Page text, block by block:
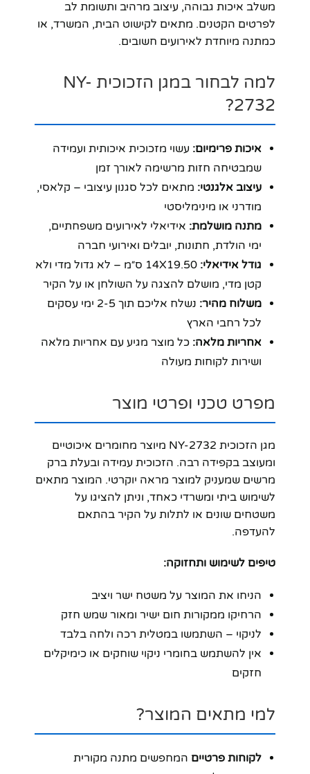
משלב איכות גבוהה, עיצוב מרהיב ותשומת לב
לפרטים הקטנים. מתאים לקישוט הבית, המשרד, או
כמתנה מיוחדת לאירועים חשובים.
למה לבחור במגן הזכוכית NY-
2732?
איכות פרימיום: עשוי מזכוכית איכותית ועמידה
שמבטיחה חזות מרשימה לאורך זמן
עיצוב אלגנטי: מתאים לכל סגנון עיצובי – קלאסי,
מודרני או מינימליסטי
מתנה מושלמת: אידיאלי לאירועים משפחתיים,
ימי הולדת, חתונות, יובלים ואירועי חברה
גודל אידיאלי:
14X19.50 ס״מ – לא גדול מדי ולא
קטן מדי, מושלם להצגה על השולחן או על הקיר
משלוח מהיר:
נשלח אליכם תוך 2-5 ימי עסקים
לכל רחבי הארץ
אחריות מלאה: כל מוצר מגיע עם אחריות מלאה
ושירות לקוחות מעולה
מפרט טכני ופרטי מוצר
מגן הזכוכית NY-2732 מיוצר מחומרים איכוטיים
ומעוצב בקפידה רבה. הזכוכית עמידה ובעלת ברק
מרשים שמעניק למוצר מראה יוקרטי. המוצר מתאים
לשימוש ביתי ומשרדי כאחד, וניתן להציגו על
משטחים שונים או לתלות על הקיר בהתאם
להעדפה.
טיפים לשימוש ותחזוקה:
הניחו את המוצר על משטח ישר ויציב
הרחיקו ממקורות חום ישיר ומאור שמש חזק
לניקוי – השתמשו במטלית רכה ולחה בלבד
אין להשתמש בחומרי ניקוי שוחקים או כימיקלים
חזקים
למי מתאים המוצר?
לקוחות פרטיים המחפשים מתנה מקורית